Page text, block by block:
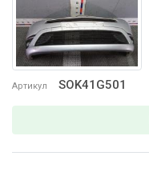
Артикул SOK41G501